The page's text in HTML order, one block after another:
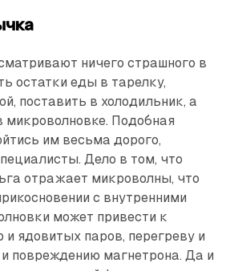
ничего страшного в
остатки еды в тарелку,
поставить в холодильник, а
микроволновке. Подобная
им весьма дорого,
Дело в том, что
­отражает микроволны, что
с внутренними
может привести к
ядовитых паров, перегреву и
повреждению магнетрона. Да и